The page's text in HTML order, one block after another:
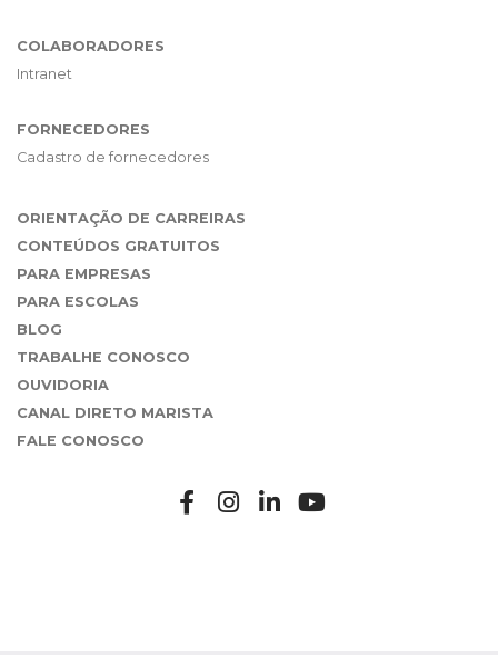
COLABORADORES
Intranet
FORNECEDORES
Cadastro de fornecedores
ORIENTAÇÃO DE CARREIRAS
CONTEÚDOS GRATUITOS
PARA EMPRESAS
PARA ESCOLAS
BLOG
TRABALHE CONOSCO
OUVIDORIA
CANAL DIRETO MARISTA
FALE CONOSCO